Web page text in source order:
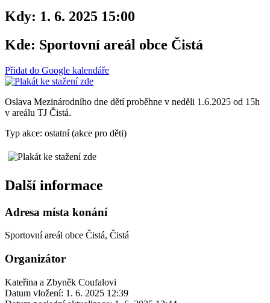
Kdy: 1. 6. 2025 15:00
Kde: Sportovní areál obce Čistá
Přidat do Google kalendáře
Oslava Mezinárodního dne dětí proběhne v neděli 1.6.2025 od 15h
v areálu TJ Čistá.
Typ akce: ostatní (akce pro děti)
Další informace
Adresa místa konání
Sportovní areál obce Čistá, Čistá
Organizátor
Kateřina a Zbyněk Coufalovi
Datum vložení: 1. 6. 2025 12:39